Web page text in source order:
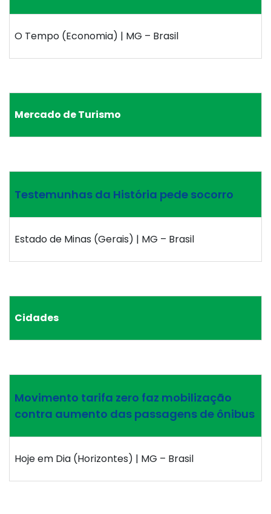
O Tempo (Economia) | MG – Brasil
Mercado de Turismo
Testemunhas da História pede socorro
Estado de Minas (Gerais) | MG – Brasil
Cidades
Movimento tarifa zero faz mobilização
contra aumento das passagens de ônibus
Hoje em Dia (Horizontes) | MG – Brasil